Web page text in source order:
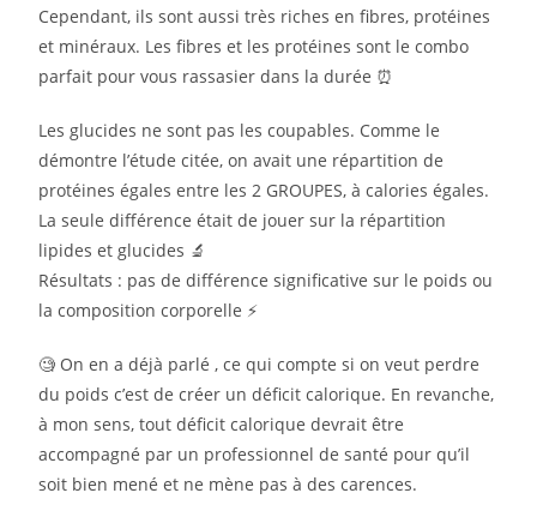
Cependant, ils sont aussi très riches en fibres, protéines
et minéraux. Les fibres et les protéines sont le combo
parfait pour vous rassasier dans la durée ⏰
Les glucides ne sont pas les coupables. Comme le
démontre l’étude citée, on avait une répartition de
protéines égales entre les 2 GROUPES, à calories égales.
La seule différence était de jouer sur la répartition
lipides et glucides 🔬
Résultats : pas de différence significative sur le poids ou
la composition corporelle ⚡️
🧐 On en a déjà parlé , ce qui compte si on veut perdre
du poids c’est de créer un déficit calorique. En revanche,
à mon sens, tout déficit calorique devrait être
accompagné par un professionnel de santé pour qu’il
soit bien mené et ne mène pas à des carences.